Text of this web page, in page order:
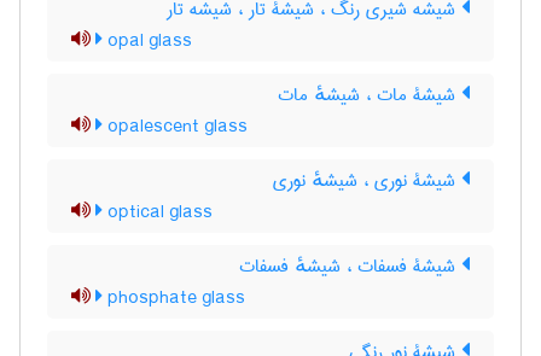
شیشه شیری رنگ ، شیشۀ تار ، شیشه تار
opal glass
شیشۀ مات ، شیشهٔ مات
opalescent glass
شیشۀ نوری ، شیشهٔ نوری
optical glass
شیشۀ فسفات ، شیشهٔ فسفات
phosphate glass